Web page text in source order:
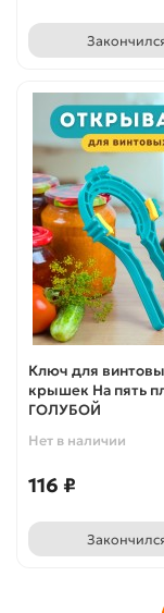
Ключ для
крышек На пять
ГОЛУБОЙ
Нет в наличии
116 ₽